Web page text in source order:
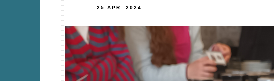
25 APR. 2024